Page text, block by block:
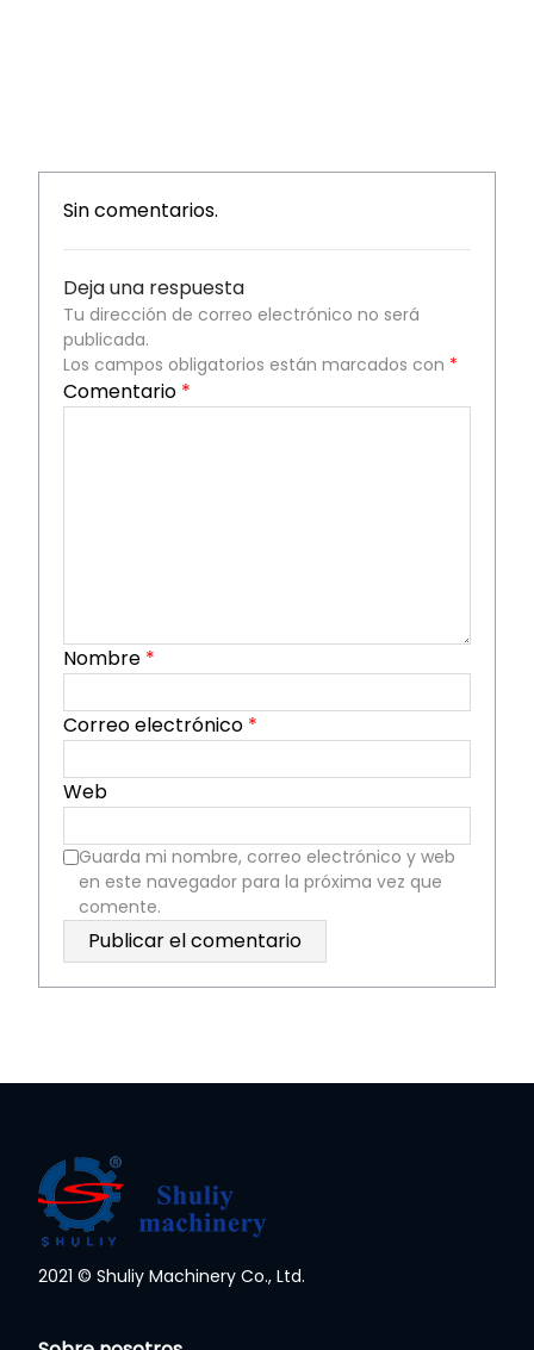
Sin comentarios.
Deja una respuesta
Tu dirección de correo electrónico no será
publicada.
Los campos obligatorios están marcados con *
Comentario *
Nombre *
Correo electrónico *
Web
Guarda mi nombre, correo electrónico y web
en este navegador para la próxima vez que
comente.
2021 © Shuliy Machinery Co., Ltd.